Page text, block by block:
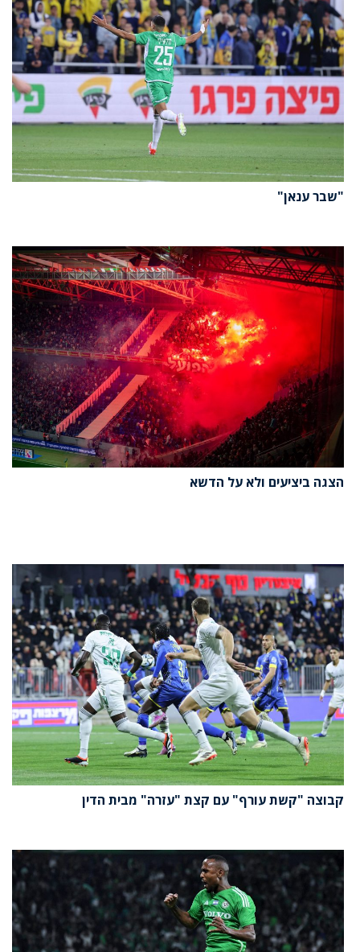
"שבר ענאן"
הצגה ביציעים ולא על הדשא
קבוצה "קשת עורף" עם קצת "עזרה" מבית הדין